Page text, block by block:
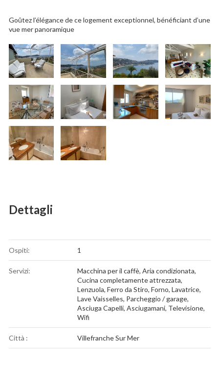
Goûtez l’élégance de ce logement exceptionnel, bénéficiant d’une
vue mer panoramique
Dettagli
Ospiti: 1
Servizi: Macchina per il caffè, Aria condizionata,
Cucina completamente attrezzata,
Lenzuola, Ferro da Stiro, Forno, Lavatrice,
Lave Vaisselles, Parcheggio / garage,
Asciuga Capelli, Asciugamani, Televisione,
Wifi
Città : Villefranche Sur Mer